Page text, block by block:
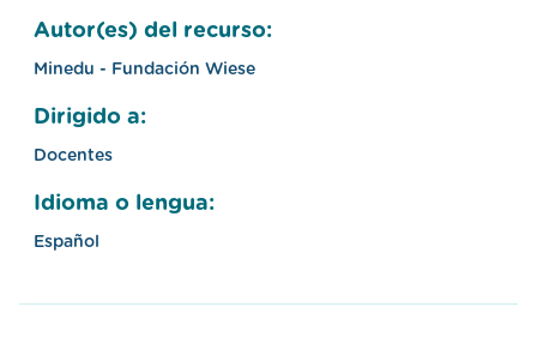
Autor(es) del recurso:
Minedu - Fundación Wiese
Dirigido a:
Docentes
Idioma o lengua:
Español